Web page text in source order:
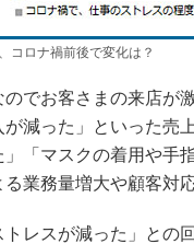
コロナ禍前後で変化は？
でお客さまの来店が
減った」といった売
「マスクの着用や手
業務量増大や顧客対
レスが減った」との